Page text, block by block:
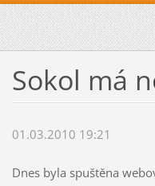
Sokol má
01.03.2010 19:21
Dnes byla spuštěna